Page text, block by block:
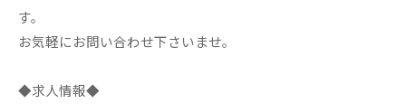
す。
お気軽にお問い合わせ下さいませ。
◆求人情報◆